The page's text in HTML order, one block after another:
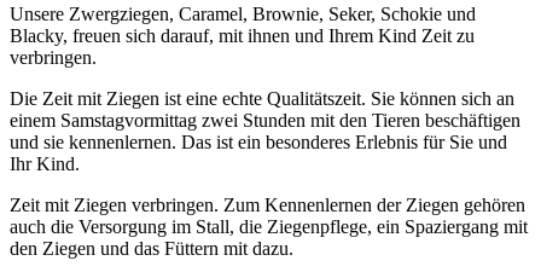
Unsere Zwergziegen, Caramel, Brownie, Seker, Schokie und
Blacky, freuen sich darauf, mit ihnen und Ihrem Kind Zeit zu
verbringen.
Die Zeit mit Ziegen ist eine echte Qualitätszeit. Sie können sich an
einem Samstagvormittag zwei Stunden mit den Tieren beschäftigen
und sie kennenlernen. Das ist ein besonderes Erlebnis für Sie und
Ihr Kind.
Zeit mit Ziegen verbringen. Zum Kennenlernen der Ziegen gehören
auch die Versorgung im Stall, die Ziegenpflege, ein Spaziergang mit
den Ziegen und das Füttern mit dazu.